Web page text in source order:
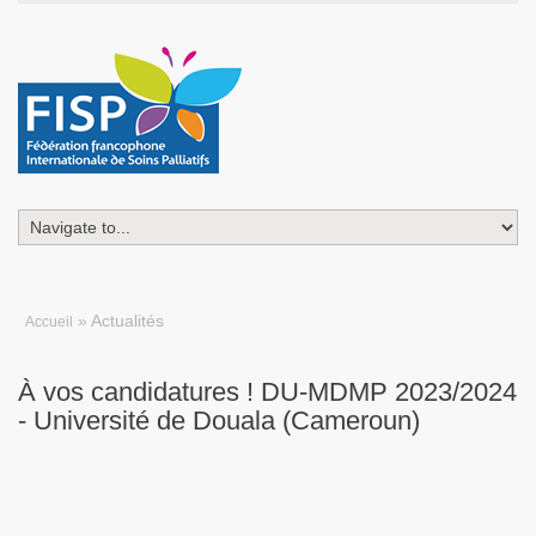
Accueil » Actualités
À vos candidatures ! DU-MDMP 2023/2024
- Université de Douala (Cameroun)